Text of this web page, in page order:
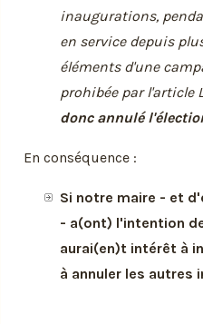
inaugurations,
en service depuis
éléments d'une
prohibée par l'article
donc annulé
En conséquence :
Si notre maire - et
- a(ont) l'intention
aurai(en)t intérêt à
à annuler les autres